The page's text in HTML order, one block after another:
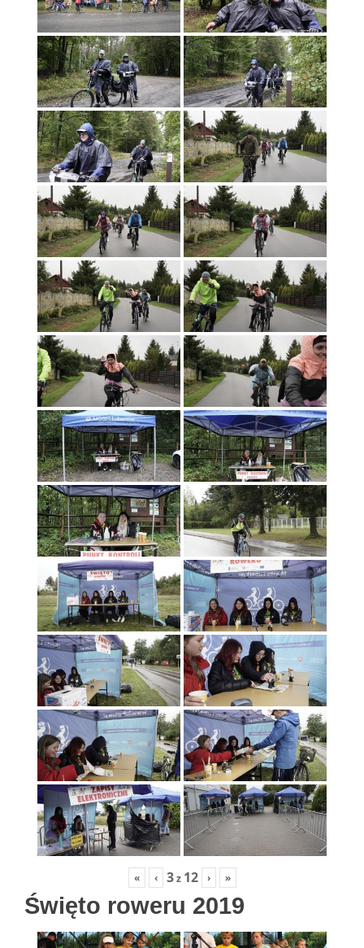
« ‹ 3z 12 › »
Święto roweru 2019